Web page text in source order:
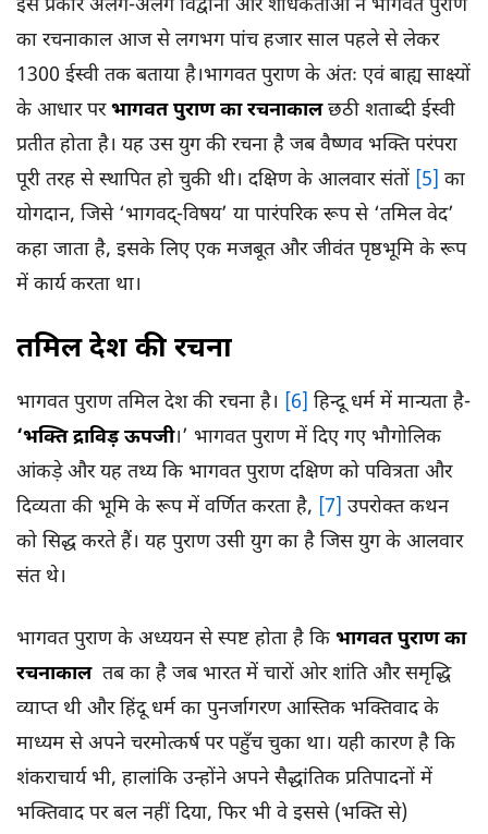
इस प्रकार अलग-अलग विद्वानों और शोधकर्ताओं ने भागवत पुराण
का रचनाकाल आज से लगभग पांच हजार साल पहले से लेकर
1300 ईस्वी तक बताया है।भागवत पुराण के अंतः एवं बाह्य साक्ष्यों
के आधार परभागवत पुराण का रचनाकालछठी शताब्दी ईस्वी
प्रतीत होता है। यह उस युग की रचना है जब वैष्णव भक्ति परंपरा
पूरी तरह से स्थापित हो चुकी थी। दक्षिण के आलवार संतों [5] का
योगदान, जिसे ‘भागवद्-विषय’ या पारंपरिक रूप से ‘तमिल वेद’
कहा जाता है, इसके लिए एक मजबूत और जीवंत पृष्ठभूमि के रूप
में कार्य करता था।
तमिल देश की रचना
भागवत पुराण तमिल देश की रचना है। [6] हिन्दू धर्म में मान्यता है-
‘भक्ति द्राविड़ ऊपजी।’ भागवत पुराण में दिए गए भौगोलिक
आंकड़े और यह तथ्य कि भागवत पुराण दक्षिण को पवित्रता और
दिव्यता की भूमि के रूप में वर्णित करता है, [7] उपरोक्त कथन
को सिद्ध करते हैं। यह पुराण उसी युग का है जिस युग के आलवार
संत थे।
भागवत पुराण के अध्ययन से स्पष्ट होता है कि भागवत पुराण का
रचनाकाल तब का है जब भारत में चारों ओर शांति और समृद्धि
व्याप्त थी और हिंदू धर्म का पुनर्जागरण आस्तिक भक्तिवाद के
माध्यम से अपने चरमोत्कर्ष पर पहुँच चुका था। यही कारण है कि
शंकराचार्य भी, हालांकि उन्होंने अपने सैद्धांतिक प्रतिपादनों में
भक्तिवाद पर बल नहीं दिया, फिर भी वे इससे (भक्ति से)